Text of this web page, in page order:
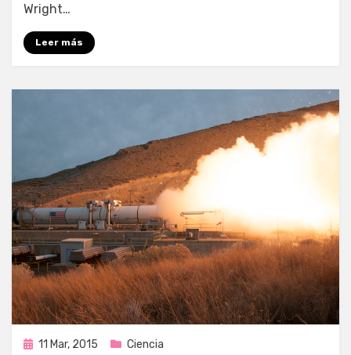
Wright…
Leer más
Publicada
11 Mar, 2015 Ciencia